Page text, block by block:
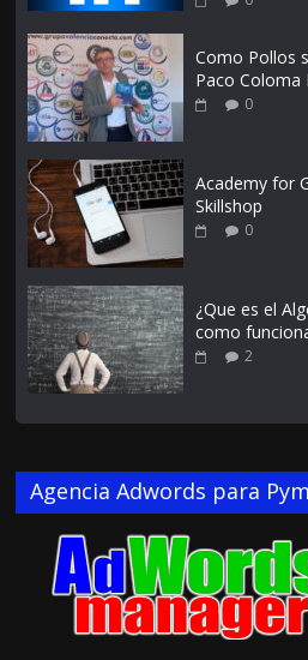
Como Pollos
Paco Coloma
0
Academy for
Skillshop
0
¿Que es el
como
2
Agencia Adwords para